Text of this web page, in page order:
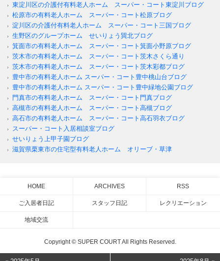
東淀川区の介護付有料老人ホーム スーパー・コート東淀川ブログ
松原市の有料老人ホーム スーパー・コート松原ブログ
淀川区の介護付有料老人ホーム スーパー・コート三国ブログ
生野区のグループホーム せいりょう巽北ブログ
箕面市の有料老人ホーム スーパー・コート箕面小野原ブログ
茨木市の有料老人ホーム スーパー・コート茨木さくら通り
茨木市の有料老人ホーム スーパー・コート茨木彩都ブログ
豊中市の有料老人ホーム スーパー・コート豊中桃山台ブログ
豊中市の有料老人ホーム スーパー・コート豊中緑地公園ブログ
門真市の有料老人ホーム スーパー・コート門真ブログ
高槻市の有料老人ホーム スーパー・コート高槻ブログ
高石市の有料老人ホーム スーパー・コート高石羽衣ブログ
スーパー・コート入居相談室ブログ
せいりょう上甲子園ブログ
滋賀県栗東市の住宅型有料老人ホーム オリーブ・草津
HOME ARCHIVES RSS
ご入居者日記 スタッフ日記 レクリエーション
地域交流
Copyright © SUPER COURT All Rights Reserved.